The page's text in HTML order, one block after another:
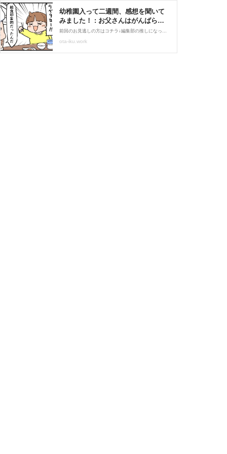
幼稚園入って二週間、感想を聞いて
みました！ : お父さんはがんばらな
い | 男の子二人の育児漫画ブログ
前回のお見逃しの方はコチラ↓編集部の推しになってました！ありがとうございます( *´艸｀) そう次郎の入園式から早二週間。幼稚園での様子を聞いてみました！給食の話しかしてない…🤤先程寝かし付けしながら再度聞いてみましたがやっぱり給食のことでした…。たまには他
ota-iku.work